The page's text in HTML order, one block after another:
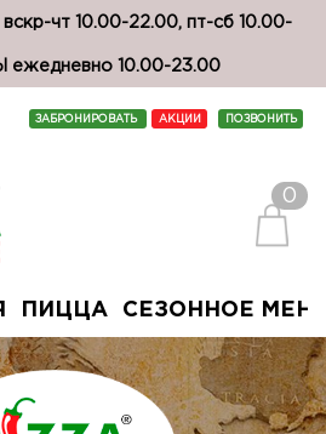
чт 10.00-22.00, пт-сб 10.00-
10.00-23.00
ЗАБРОНИРОВАТЬ АКЦИИ ПОЗВОНИТЬ
0
ПИЦЦА СЕЗОННОЕ